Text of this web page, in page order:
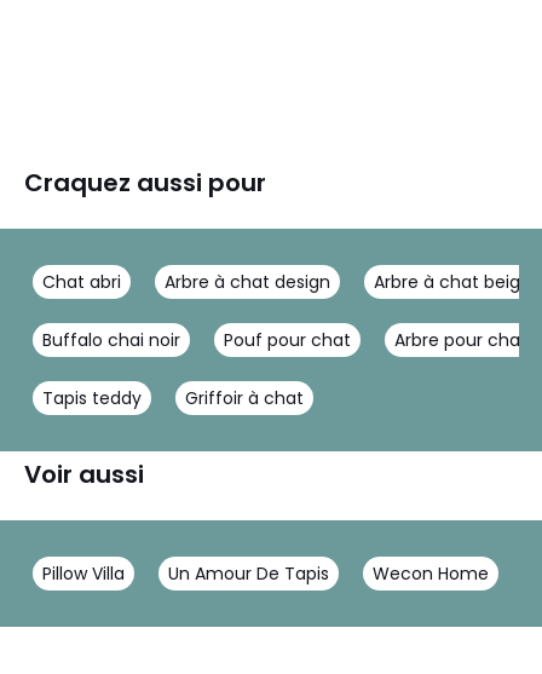
Craquez aussi pour
Chat abri Arbre à chat design Arbre à chat beige
Buffalo chai noir Pouf pour chat Arbre pour chat
Tapis teddy Griffoir à chat
Voir aussi
Pillow Villa Un Amour De Tapis Wecon Home